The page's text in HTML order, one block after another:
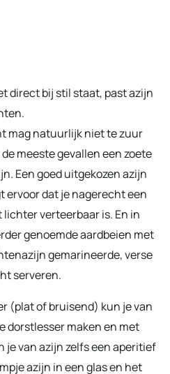
direct bij stil staat, past azijn
mag natuurlijk niet te zuur
meeste gevallen een zoete
Een goed uitgekozen azijn
ervoor dat je nagerecht een
verteerbaar is. En in
genoemde aardbeien met
gemarineerde, verse
serveren.
(plat of bruisend) kun je van
dorstlesser maken en met
je van azijn zelfs een aperitief
azijn in een glas en het